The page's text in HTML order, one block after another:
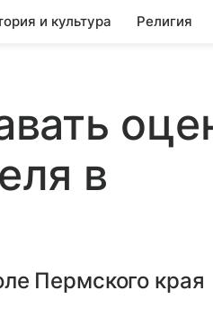
и культура Религия
в
Пермского края